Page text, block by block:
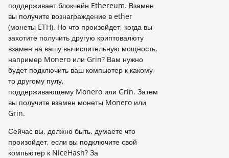
поддерживает блокчейн Ethereum. Взамен
вы получите вознаграждение в ether
(монеты ETH). Но что произойдет, когда вы
захотите получить другую криптовалюту
взамен на вашу вычислительную мощность,
например Monero или Grin? Вам нужно
будет подключить ваш компьютер к какому-
то другому пулу,
поддерживающему Monero или Grin. Затем
вы получите взамен монеты Monero или
Grin.
Сейчас вы, должно быть, думаете что
произойдет, если вы подключите свой
компьютер к NiceHash? За